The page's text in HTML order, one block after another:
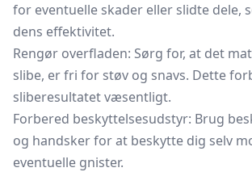
for eventuelle skader eller slidte dele,
dens effektivitet.
Rengør overfladen: Sørg for, at det
slibe, er fri for støv og snavs. Dette
sliberesultatet væsentligt.
Forbered beskyttelsesudstyr: Brug
og handsker for at beskytte dig selv
eventuelle gnister.